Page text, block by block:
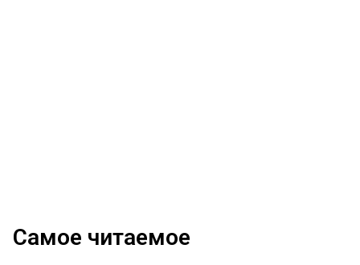
Самое читаемое